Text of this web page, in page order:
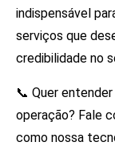
indispensável
serviços que
credibilidade no
📞 Quer
operação? Fale
como nossa